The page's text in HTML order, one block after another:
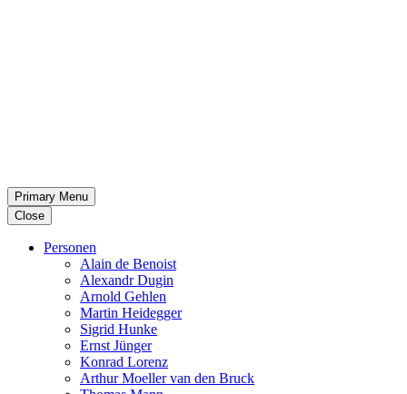
Primary Menu
Close
Per­so­nen
Alain de Benoist
Alex­andr Dugin
Arnold Gehlen
Martin Heid­eg­ger
Sigrid Hunke
Ernst Jünger
Konrad Lorenz
Arthur Moeller van den Bruck